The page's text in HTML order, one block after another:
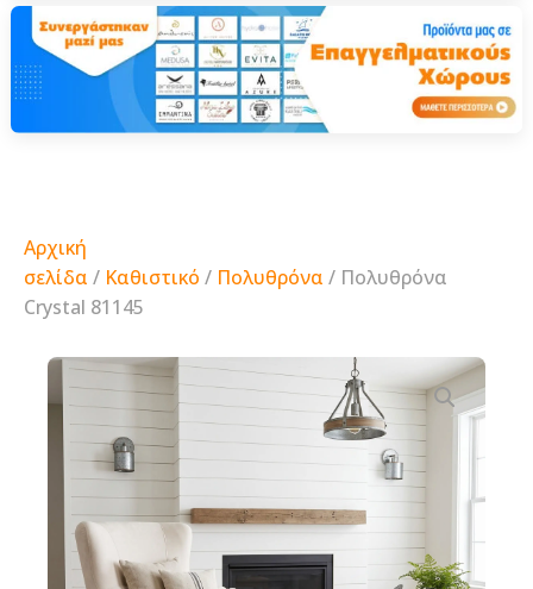
Αρχική
σελίδα / Καθιστικό / Πολυθρόνα / Πολυθρόνα
Crystal 81145